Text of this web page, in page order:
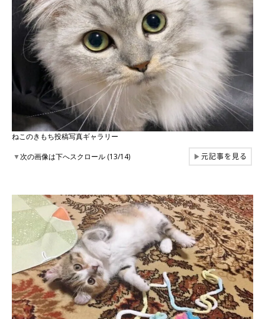
ねこのきもち投稿写真ギャラリー
▼次の画像は下へスクロール (13/14) ▶元記事を見る